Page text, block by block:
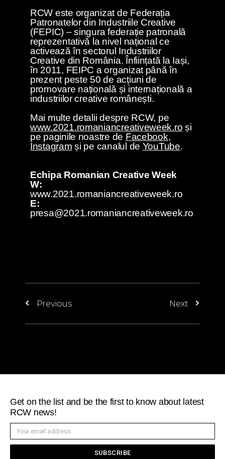
RCW este organizat de Federația
Patronatelor din Industriile Creative
(FEPIC) – singura federație patronală
reprezentativă la nivel național ce
activează în sectorul Industriilor
Creative din România. Înființată la Iași,
în 2011, FEIPC a organizat până în
prezent peste 50 de acțiuni de
promovare națională și internațională a
industriilor creative românești.
Mai multe detalii despre RCW, pe
www.2021.romaniancreativeweek.ro și
pe paginile noastre de Facebook,
Instagram și pe canalul de YouTube.
Echipa Romanian Creative Week
W:
www.2021.romaniancreativeweek.ro
E:
presa@2021.romaniancreativeweek.ro
Previous Next
Get on the list and be the first to know about latest
RCW news!
SUBSCRIBE